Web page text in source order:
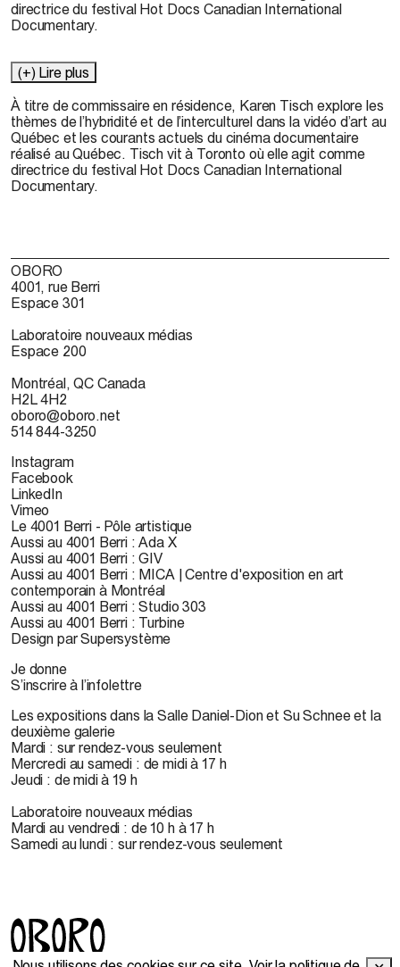
directrice du festival Hot Docs Canadian International
Documentary.
(+) Lire plus
À titre de commissaire en résidence, Karen Tisch explore les
thèmes de l’hybridité et de l’interculturel dans la vidéo d’art au
Québec et les courants actuels du cinéma documentaire
réalisé au Québec. Tisch vit à Toronto où elle agit comme
directrice du festival Hot Docs Canadian International
Documentary.
OBORO
4001, rue Berri
Espace 301
Laboratoire nouveaux médias
Espace 200
Montréal, QC Canada
H2L 4H2
oboro@oboro.net
514 844-3250
Instagram
Facebook
LinkedIn
Vimeo
Le 4001 Berri - Pôle artistique
Aussi au 4001 Berri : Ada X
Aussi au 4001 Berri : GIV
Aussi au 4001 Berri : MICA | Centre d'exposition en art
contemporain à Montréal
Aussi au 4001 Berri : Studio 303
Aussi au 4001 Berri : Turbine
Design par Supersystème
Je donne
S’inscrire à l’infolettre
Les expositions dans la Salle Daniel-Dion et Su Schnee et la
deuxième galerie
Mardi : sur rendez-vous seulement
Mercredi au samedi : de midi à 17 h
Jeudi : de midi à 19 h
Laboratoire nouveaux médias
Mardi au vendredi : de 10 h à 17 h
Samedi au lundi : sur rendez-vous seulement